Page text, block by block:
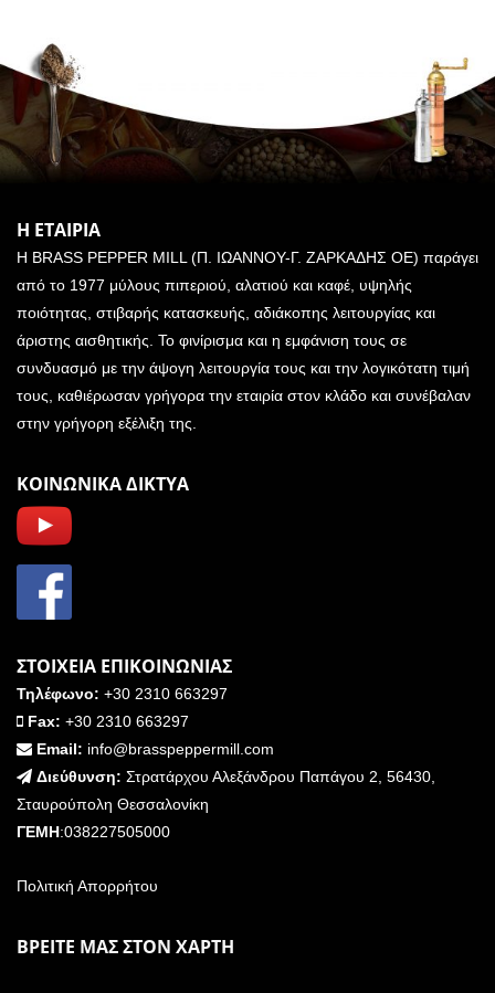
Η ΕΤΑΙΡΙΑ
Η BRASS PEPPER MILL (Π. ΙΩΑΝΝΟΥ-Γ. ΖΑΡΚΑΔΗΣ ΟΕ) παράγει
από το 1977 μύλους πιπεριού, αλατιού και καφέ, υψηλής
ποιότητας, στιβαρής κατασκευής, αδιάκοπης λειτουργίας και
άριστης αισθητικής. Το φινίρισμα και η εμφάνιση τους σε
συνδυασμό με την άψογη λειτουργία τους και την λογικότατη τιμή
τους, καθιέρωσαν γρήγορα την εταιρία στον κλάδο και συνέβαλαν
στην γρήγορη εξέλιξη της.
ΚΟΙΝΩΝΙΚΑ ΔΙΚΤΥΑ
ΣΤΟΙΧΕΙΑ ΕΠΙΚΟΙΝΩΝΙΑΣ
Τηλέφωνο: +30 2310 663297
Fax: +30 2310 663297
Email: info@brasspeppermill.com
Διεύθυνση: Στρατάρχου Αλεξάνδρου Παπάγου 2, 56430,
Σταυρούπολη Θεσσαλονίκη
ΓΕΜΗ:038227505000
Πολιτική Απορρήτου
ΒΡΕΙΤΕ ΜΑΣ ΣΤΟΝ ΧΑΡΤΗ